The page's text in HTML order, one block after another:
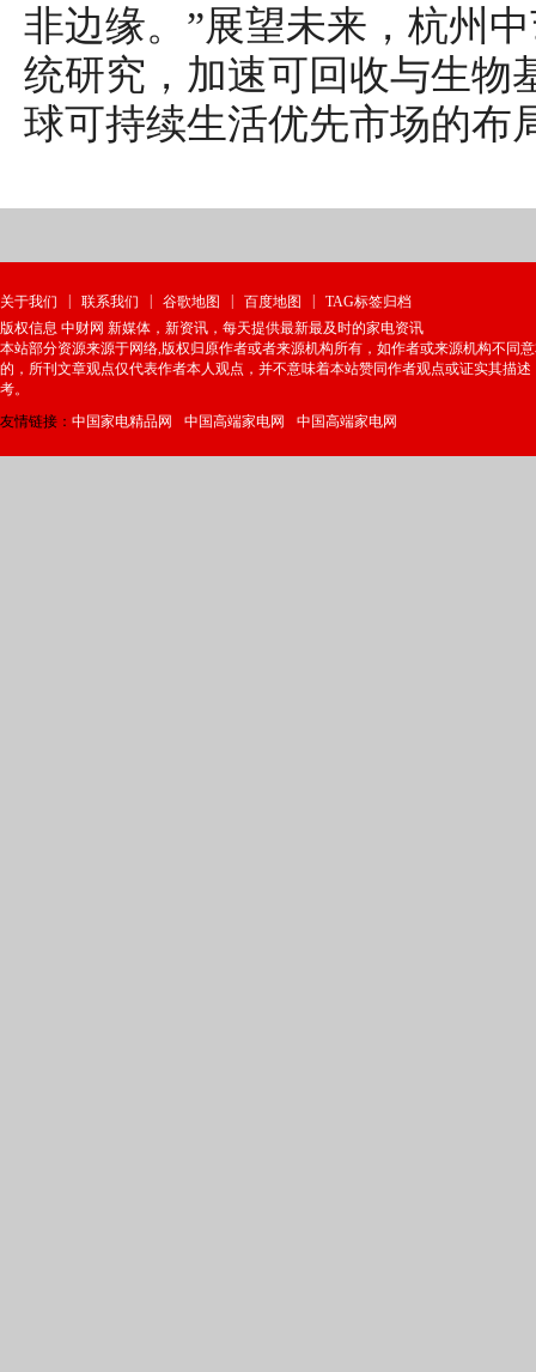
非边缘。”展望未来，杭州
统研究，加速可回收与生物
球可持续生活优先市场的布
关于我们 联系我们 谷歌地图 百度地图
TAG标签归档
版权信息 中财网 新媒体，新资讯，每天提供最新最及时的家电资讯
本站部分资源来源于网络,版权归原作者或者来源机构所有，如作者或来源机构不同
的，所刊文章观点仅代表作者本人观点，并不意味着本站赞同作者观点或证实其描
考。
友情链接： 中国家电精品网 中国高端家电网 中国高端家电网